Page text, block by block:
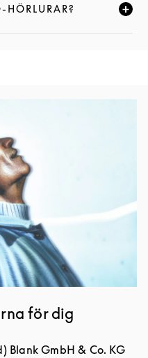
DEN HÄR
för dig
Blank GmbH & Co. KG